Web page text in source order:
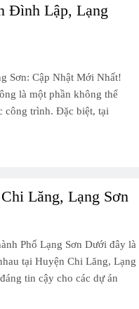
Đình Lập, Lạng
Sơn: Cập Nhật Mới Nhất!
là một phần không thể
công trình. Đặc biệt, tại
Lăng, Lạng Sơn
Phố Lạng Sơn Dưới đây là
tại Huyện Chi Lăng, Lạng
tin cậy cho các dự án